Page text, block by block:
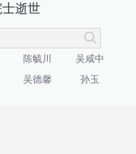
逝世
陈毓川
吴咸中
吴德馨 孙玉